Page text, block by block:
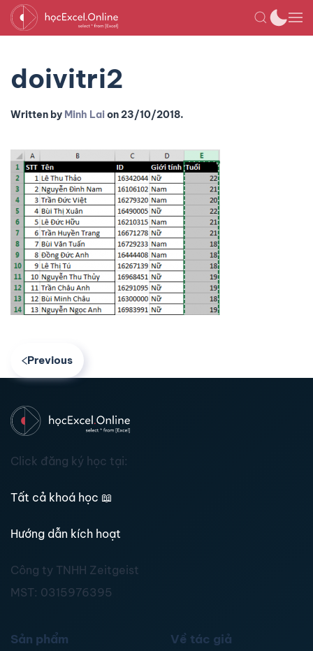
doivitri2
Written by Minh Laion23/10/2018.
Previous
Click đăng ký học tại:
Tất cả khoá học 📖
Hướng dẫn kích hoạt
Công ty TNHH Zeitgeist
MST: 0315976395
Sản phẩm Về tác giả